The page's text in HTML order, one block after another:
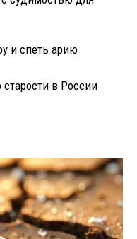
и спеть арию
в России